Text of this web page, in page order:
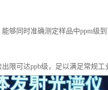
够同时准确测定样品中ppm级
限可达ppb级，足以满足常规工